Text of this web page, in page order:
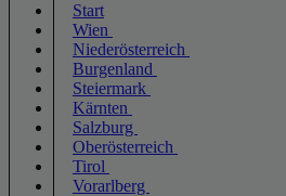
Start
Wien
Niederösterreich
Burgenland
Steiermark
Kärnten
Salzburg
Oberösterreich
Tirol
Vorarlberg